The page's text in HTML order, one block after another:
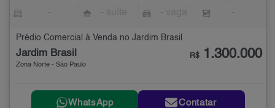
Prédio Comercial à Venda no Jardim Brasil
Jardim Brasil
Zona Norte - São Paulo
R$ 1.300.000
WhatsApp Contatar